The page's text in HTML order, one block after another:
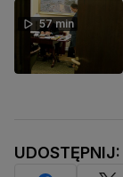
57 min
UDOSTĘPNIJ: